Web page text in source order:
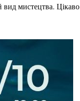
вид мистецтва. Цікаво